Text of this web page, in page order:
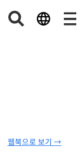
웹북으로 보기 →